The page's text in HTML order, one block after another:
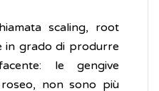
scaling, root
in grado di produrre
le gengive
non sono più